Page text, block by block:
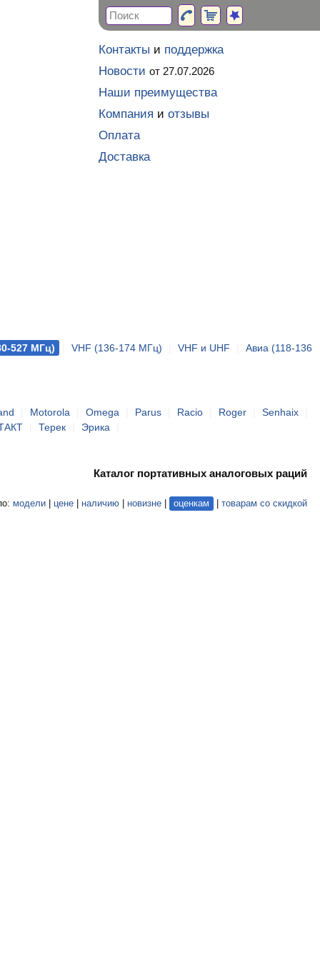
527 МГц) VHF (136-174 МГц) VHF и UHF
Авиа (118-136
Motorola Omega Parus Racio Roger Senhaix
Терек Эрика
Каталог портативных аналоговых раций
модели цене наличию новизне оценкам товарам со скидкой
Контакты и поддержка
Новости от 27.07.2026
Наши преимущества
Компания и отзывы
Оплата
Доставка